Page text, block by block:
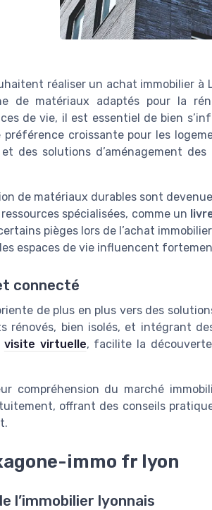
réaliser un achat immobilier à
de matériaux adaptés pour la
de vie, il est essentiel de bien
croissante pour les
des solutions d’aménagement
de matériaux durables sont
spécialisées, comme un
pièges lors de l’achat
espaces de vie influencent
connecté
de plus en plus vers des
rénovés, bien isolés, et intégrant
visite virtuelle, facilite la
compréhension du marché
offrant des conseils
immo fr lyon
l’immobilier lyonnais